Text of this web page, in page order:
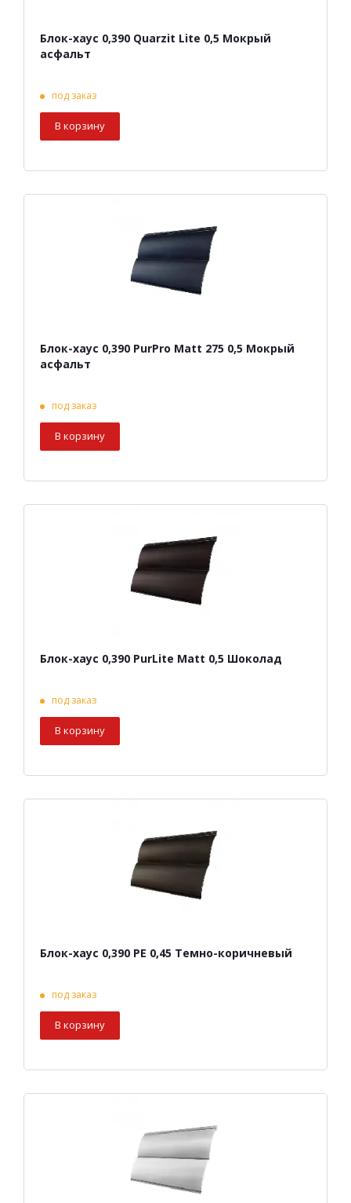
Блок-хаус 0,390 Quarzit Lite 0,5 Мокрый
асфальт
под заказ
В корзину
Блок-хаус 0,390 PurPro Matt 275 0,5 Мокрый
асфальт
под заказ
В корзину
Блок-хаус 0,390 PurLite Matt 0,5 Шоколад
под заказ
В корзину
Блок-хаус 0,390 PE 0,45 Темно-коричневый
под заказ
В корзину